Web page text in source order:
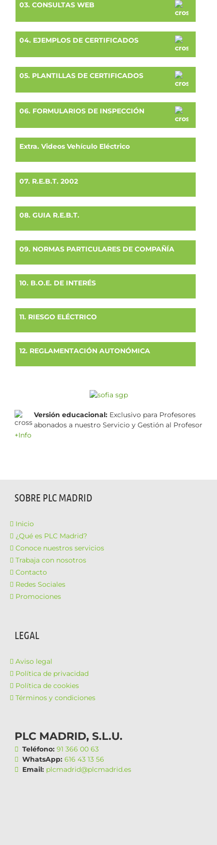
03. CONSULTAS WEB
04. EJEMPLOS DE CERTIFICADOS
05. PLANTILLAS DE CERTIFICADOS
06. FORMULARIOS DE INSPECCIÓN
Extra. Videos Vehículo Eléctrico
07. R.E.B.T. 2002
08. GUIA R.E.B.T.
09. NORMAS PARTICULARES DE COMPAÑÍA
10. B.O.E. DE INTERÉS
11. RIESGO ELÉCTRICO
12. REGLAMENTACIÓN AUTONÓMICA
Versión educacional: Exclusivo para Profesores
abonados a nuestro Servicio y Gestión al Profesor
+Info
SOBRE PLC MADRID
Inicio
¿Qué es PLC Madrid?
Conoce nuestros servicios
Trabaja con nosotros
Contacto
Redes Sociales
Promociones
LEGAL
Aviso legal
Política de privacidad
Política de cookies
Términos y condiciones
PLC MADRID, S.L.U.
Teléfono: 91 366 00 63
WhatsApp: 616 43 13 56
Email: plcmadrid@plcmadrid.es